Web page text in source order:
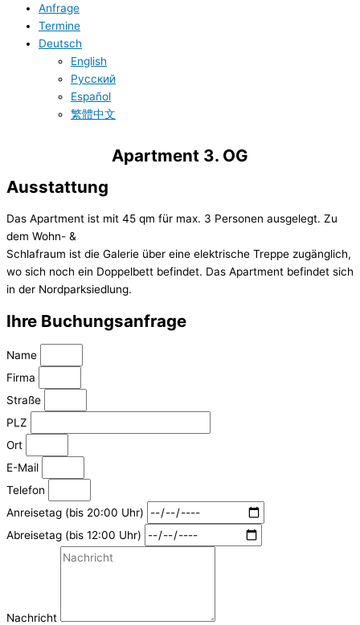
Anfrage
Termine
Deutsch
English
Русский
Español
繁體中文
Apartment 3. OG
Ausstattung
Das Apartment ist mit 45 qm für max. 3 Personen ausgelegt. Zu
dem Wohn- &
Schlafraum ist die Galerie über eine elektrische Treppe zugänglich,
wo sich noch ein Doppelbett befindet. Das Apartment befindet sich
in der Nordparksiedlung.
Ihre Buchungsanfrage
Name
Firma
Straße
PLZ
Ort
E-Mail
Telefon
Anreisetag (bis 20:00 Uhr)
Abreisetag (bis 12:00 Uhr)
Nachricht